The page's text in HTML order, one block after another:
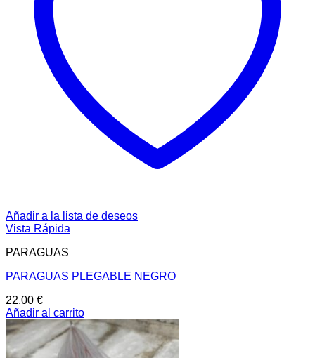
Añadir a la lista de deseos
Vista Rápida
PARAGUAS
PARAGUAS PLEGABLE NEGRO
22,00 €
Añadir al carrito